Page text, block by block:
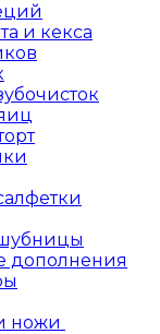
и кекса
дополнения
ножи